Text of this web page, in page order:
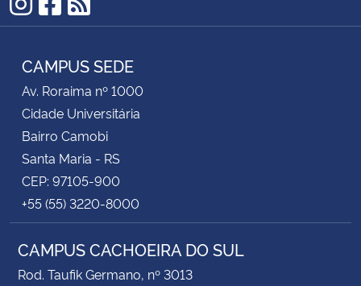
Instagram
Facebook
RSS
CAMPUS SEDE
Av. Roraima nº 1000
Cidade Universitária
Bairro Camobi
Santa Maria - RS
CEP: 97105-900
+55 (55) 3220-8000
CAMPUS CACHOEIRA DO SUL
Rod. Taufik Germano, nº 3013